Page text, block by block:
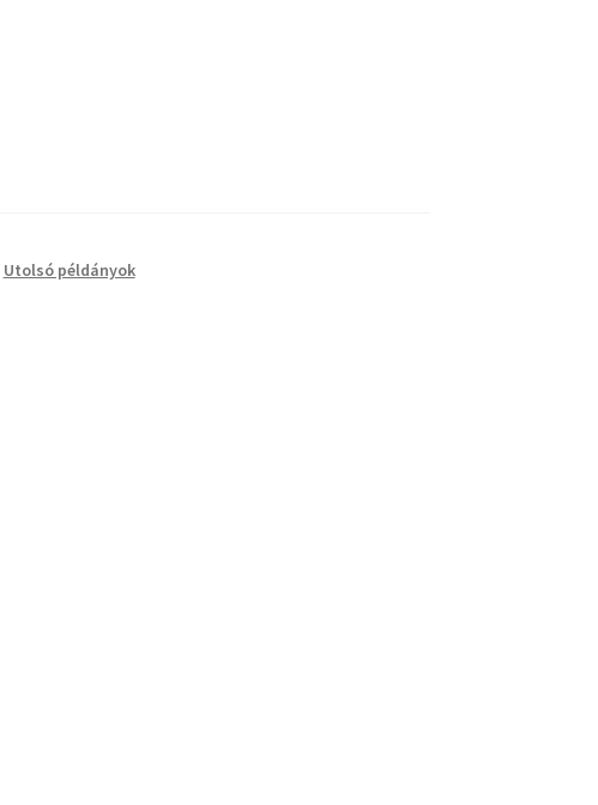
Utolsó példányok